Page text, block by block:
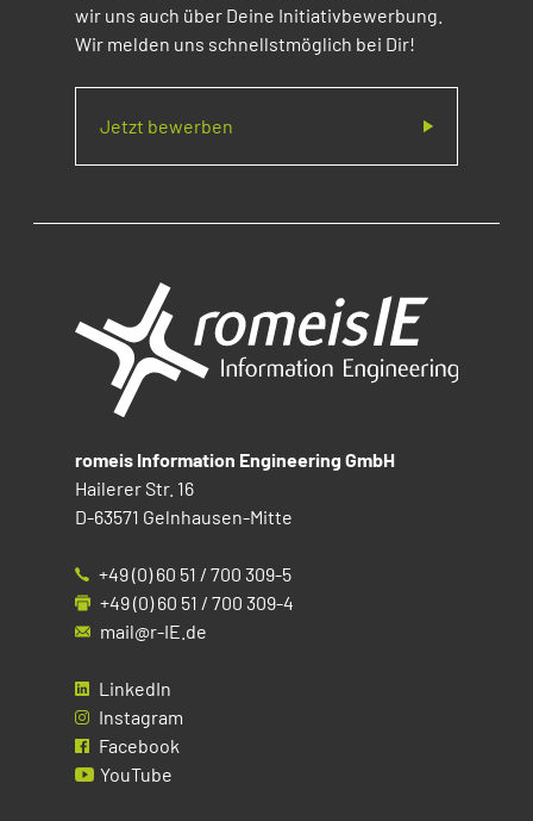
wir uns auch über Deine Initiativbewerbung.
Wir melden uns schnellstmöglich bei Dir!
Jetzt bewerben
romeis Information Engineering GmbH
Hailerer Str. 16
D-63571 Gelnhausen-Mitte
+49 (0) 60 51 / 700 309-5
+49 (0) 60 51 / 700 309-4
mail@r-IE.de
LinkedIn
Instagram
Facebook
YouTube